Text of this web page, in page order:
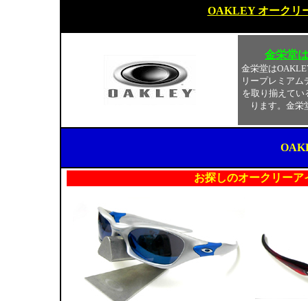
OAKLEY オークリ
金栄堂
金栄堂は
リープレミア
を取り揃えてい
ります。金栄
お探しのオークリー